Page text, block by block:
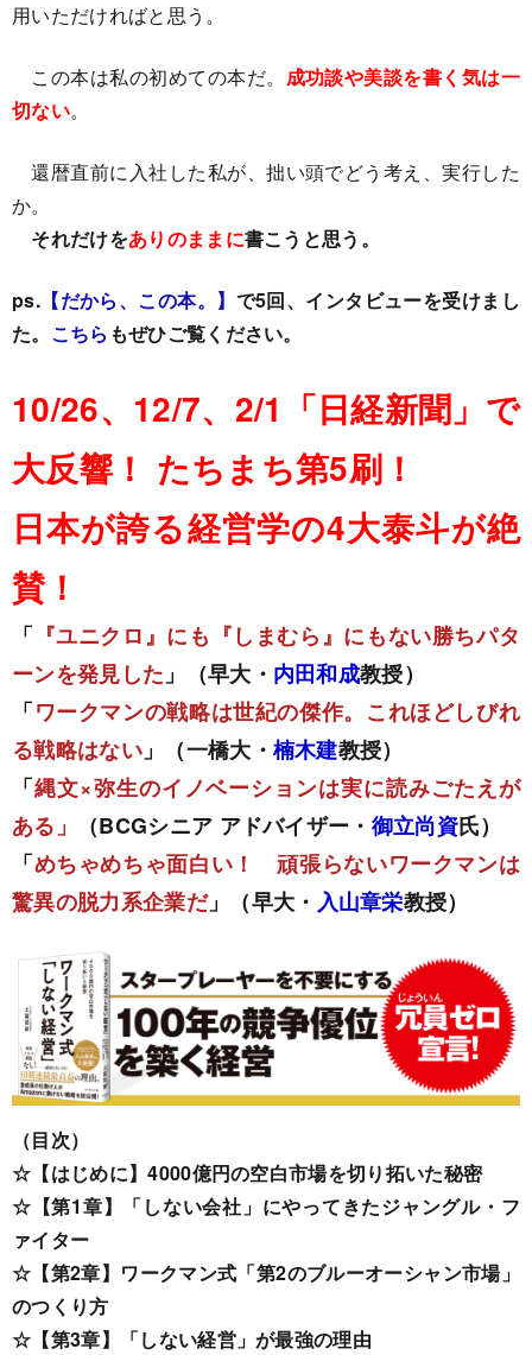
用いただければと思う。
この本は私の初めての本だ。 成功談や美談を書く気は一
切ない。
還暦直前に入社した私が、拙い頭でどう考え、実行した
か。
それだけをありのままに書こうと思う。
ps.【だから、この本。】 で5回、インタビューを受けまし
た。 こちら もぜひご覧ください。
10/26、12/7、2/1「日経新聞」で
大反響！ たちまち第5刷！
日本が誇る経営学の4大泰斗が絶
賛！
「 『ユニクロ』にも『しまむら』にもない勝ちパタ
ーンを発見した 」（早大・ 内田和成教授）
「ワークマンの戦略は世紀の傑作。これほどしびれ
る戦略はない」（一橋大・ 楠木建教授）
「縄文×弥生のイノベーションは実に読みごたえが
ある」
（BCGシニア アドバイザー・ 御立尚資氏）
「めちゃめちゃ面白い！ 頑張らないワークマンは
驚異の脱力系企業だ」（早大・ 入山章栄教授）
（目次）
☆【はじめに】4000億円の空白市場を切り拓いた秘密
☆【第1章】「しない会社」にやってきたジャングル・フ
ァイター
☆【第2章】ワークマン式「第2のブルーオーシャン市場」
のつくり方
☆【第3章】「しない経営」が最強の理由